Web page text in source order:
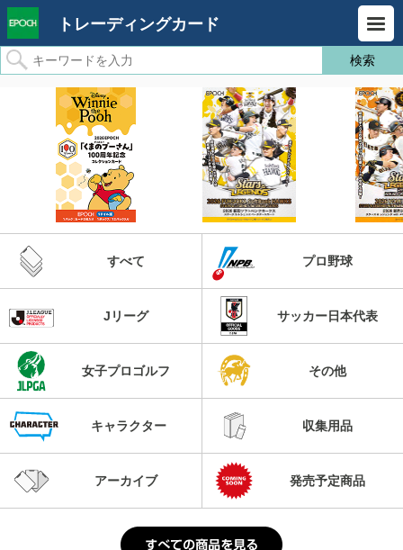
トレーディングカード
すべて プロ野球
Jリーグ サッカー日本代表
女子プロゴルフ その他
キャラクター 収集用品
アーカイブ 発売予定商品